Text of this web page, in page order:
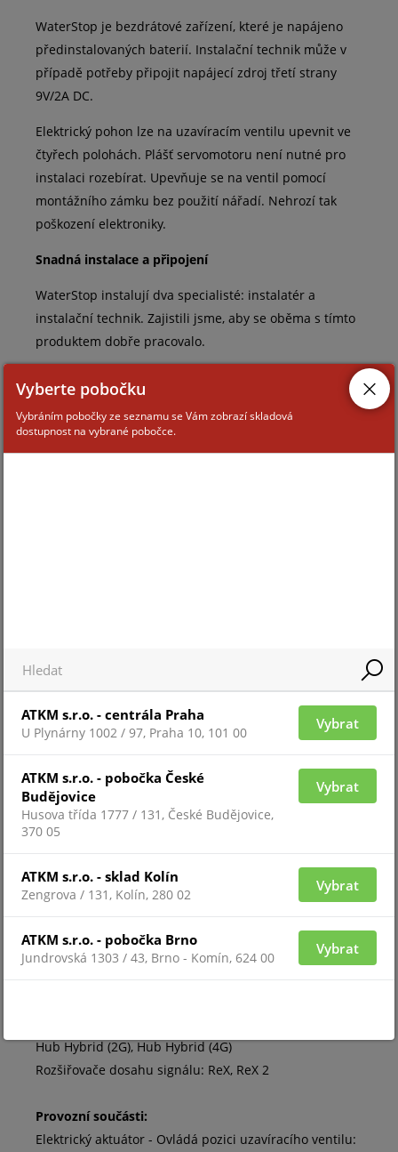
WaterStop je bezdrátové zařízení, které je napájeno
předinstalovaných baterií. Instalační technik může v
případě potřeby připojit napájecí zdroj třetí strany
9V/2A DC.
Elektrický pohon lze na uzavíracím ventilu upevnit ve
čtyřech polohách. Plášť servomotoru není nutné pro
instalaci rozebírat. Upevňuje se na ventil pomocí
montážního zámku bez použití nářadí. Nehrozí tak
poškození elektroniky.
Snadná instalace a připojení
WaterStop instalují dva specialisté: instalatér a
instalační technik. Zajistili jsme, aby se oběma s tímto
produktem dobře pracovalo.
Instalatér může nainstalovat standardní kompatibilní
uzavírací ventil bez instalačního technika. Stačí mu jen
znát rozměry elektrického ventilu. Instalační technik
Komunikace s ovládacím panelem nebo
Komunikační technologie Jeweller - Ano
Frekvenční pásma (v závislosti na regionu) : 866.0–
866.5 MHz868.0–868.6 MHz868.7–869.2 MHz905.0–
926.5 MHz915.85–926.5 MHz921.0–922.0 MHz
Interval dotazování zařízení 12 – 300 s (nastavitelný
uživatelským/PRO účtem s administrátorskými právy
Ochrana proti padělání signálu (spoofing) -
Autentifikace zařízení
Maximální efektivní vyzařovaný výkon (ERP) 20 mW
Dosah komunikace (v otevřeném prostoru) 1 100 m
Hub Hybrid (2G), Hub Hybrid (4G)
Rozšiřovače dosahu signálu: ReX, ReX 2
Provozní součásti:
Elektrický aktuátor - Ovládá pozici uzavíracího ventilu:
Vyberte pobočku
Vybráním pobočky ze seznamu se Vám zobrazí skladová
dostupnost na vybrané pobočce.
ATKM s.r.o. - centrála Praha
U Plynárny 1002 / 97, Praha 10, 101 00
Vybrat
ATKM s.r.o. - pobočka České
Budějovice
Husova třída 1777 / 131, České Budějovice,
370 05
Vybrat
ATKM s.r.o. - sklad Kolín
Zengrova / 131, Kolín, 280 02
Vybrat
ATKM s.r.o. - pobočka Brno
Jundrovská 1303 / 43, Brno - Komín, 624 00
Vybrat